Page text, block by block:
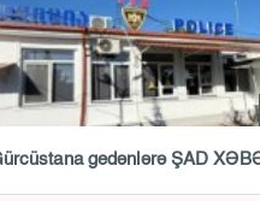
gedənlərə ŞAD